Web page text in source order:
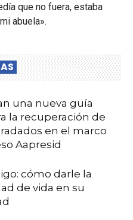
que no fuera, estaba
abuela».
una nueva guía
la recuperación de
en el marco
Aapresid
cómo darle la
de vida en su